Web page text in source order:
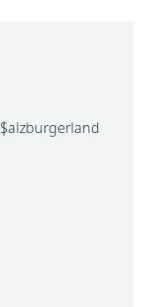
Salzburgerland